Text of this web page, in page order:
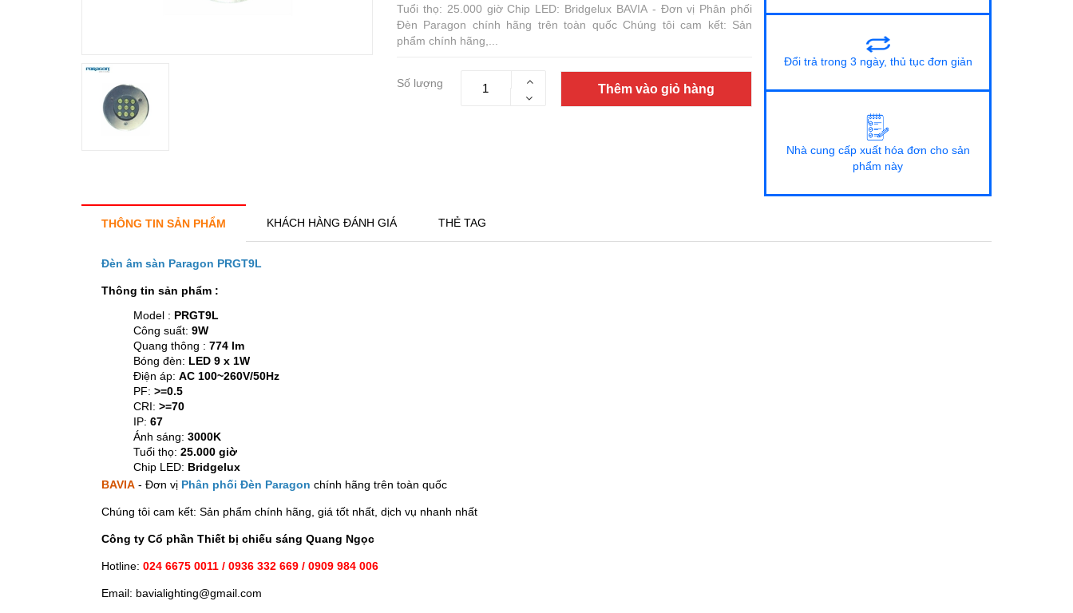
Tuổi thọ: 25.000 giờ Chip LED: Bridgelux BAVIA - Đơn vị Phân phối
Đèn Paragon chính hãng trên toàn quốc Chúng tôi cam kết: Sản
phẩm chính hãng,...
Số lượng Thêm vào giỏ hàng
Đổi trả trong 3 ngày, thủ tục đơn giản
Nhà cung cấp xuất hóa đơn cho sản
phẩm này
THÔNG TIN SẢN PHẨM KHÁCH HÀNG ĐÁNH GIÁ THẺ TAG
Đèn âm sàn Paragon PRGT9L
Thông tin sản phẩm :
Model : PRGT9L
Công suất: 9W
Quang thông : 774 lm
Bóng đèn: LED 9 x 1W
Điện áp: AC 100~260V/50Hz
PF: >=0.5
CRI: >=70
IP: 67
Ánh sáng: 3000K
Tuổi thọ: 25.000 giờ
Chip LED: Bridgelux
BAVIA - Đơn vị Phân phối Đèn Paragon chính hãng trên toàn quốc
Chúng tôi cam kết: Sản phẩm chính hãng, giá tốt nhất, dịch vụ nhanh nhất
Công ty Cổ phần Thiết bị chiếu sáng Quang Ngọc
Hotline: 024 6675 0011 / 0936 332 669 / 0909 984 006
Email: bavialighting@gmail.com